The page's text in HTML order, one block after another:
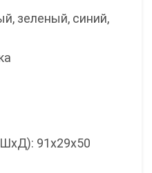
зеленый, синий,
91x29x50